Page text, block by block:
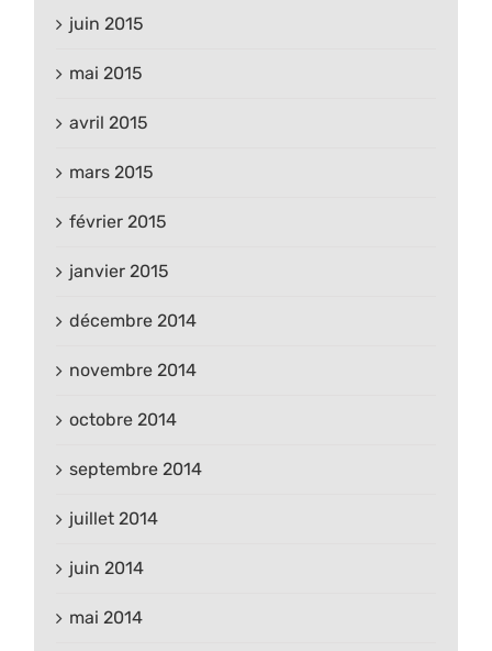
juin 2015
mai 2015
avril 2015
mars 2015
février 2015
janvier 2015
décembre 2014
novembre 2014
octobre 2014
septembre 2014
juillet 2014
juin 2014
mai 2014